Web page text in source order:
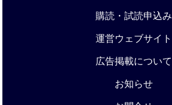
購読・試読申込み
運営ウェブサイト
広告掲載について
お知らせ